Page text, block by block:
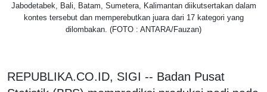
Jabodetabek, Bali, Batam, Sumetera, Kalimantan diikutsertakan dalam
kontes tersebut dan memperebutkan juara dari 17 kategori yang
dilombakan. (FOTO : ANTARA/Fauzan)
REPUBLIKA.CO.ID, SIGI -- Badan Pusat